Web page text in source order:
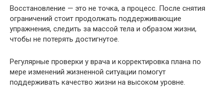
Восстановление — это не точка, а процесс. После снятия
ограничений стоит продолжать поддерживающие
упражнения, следить за массой тела и образом жизни,
чтобы не потерять достигнутое.
Регулярные проверки у врача и корректировка плана по
мере изменений жизненной ситуации помогут
поддерживать качество жизни на высоком уровне.